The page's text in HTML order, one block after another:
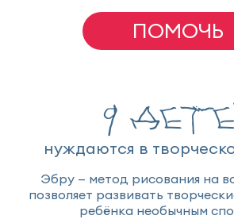
ПОМОЧЬ
9
нуждаются в
Эбру — метод рисования на
позволяет развивать
ребёнка необычным